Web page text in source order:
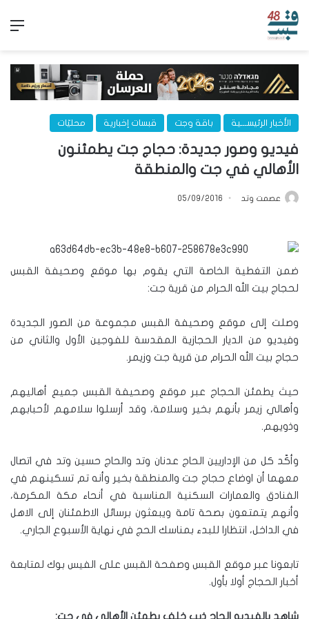
الأخبار الرئيســـية باقة وجت قبسات إخبارية محليّات
فيديو وصور جديدة: حجاج جت يطمئنون
الأهالي في جت والمنطقة
عصمت وتد 05/09/2016
ضمن التغطية الخاصة التي يقوم بها موقع وصحيفة القبس
لحجاج بيت الله الحرام من قرية جت:
وصلت إلى موقع وصحيفة القبس مجموعة من الصور الجديدة
وفيديو من الديار الحجازية المقدسة للفوجين الأول والثاني من
حجاج بيت الله الحرام من قرية جت وزيمر.
حيث يطمئن الحجاج عبر موقع وصحيفة القبس جميع أهاليهم
وأهالي زيمر بأنهم بخير وسلامة، وقد أرسلوا سلامهم لأحبابهم
وذويهم.
وأكّد كل من الإداريين الحاج عدنان وتد والحاج حسين وتد في اتصال
معهما أن اوضاع حجاج جت والمنطقة بخير وأنه تم تسكينهم في
الفنادق والعمارات السكنية المناسبة في أنحاء مكة المكرمة،
وأنهم يتمتعون بصحة تامة ويبعثون برسائل الاطمئنان إلى الاهل
في الداخل، انتظارا للبدء بمناسك الحج في نهاية الأسبوع الجاري.
تابعونا عبر موقع القبس وصفحة القبس على الفيس بوك لمتابعة
أخبار الحجاج أولا بأول.
شاهد بالفيديو الحاج ذيب خلف يطمئن الأهالي في جت: